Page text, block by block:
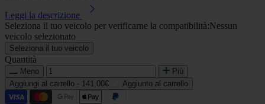
Leggi la descrizione
Seleziona il tuo veicolo per verificarne la compatibilità:Nessun
veicolo selezionato
Seleziona il tuo veicolo
Quantità
Meno
Più
Aggiungi al carrello - 141,00€ Aggiunto al carrello